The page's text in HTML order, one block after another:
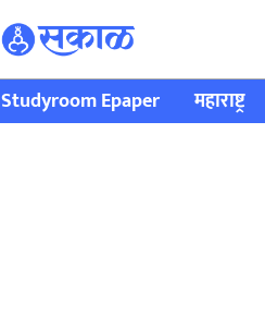
Studyroom Epaper महाराष्ट्र